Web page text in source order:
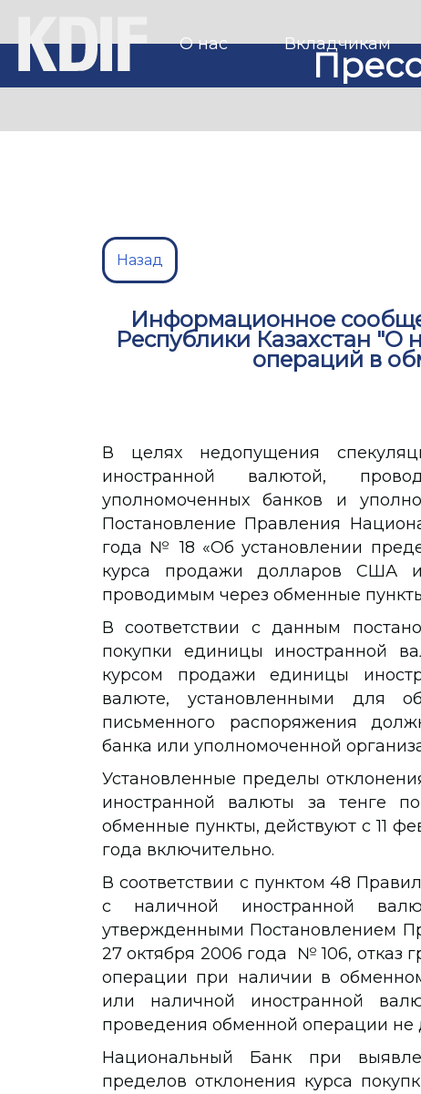
О нас Вкладчикам
Назад
Информационное
Республики Казахстан "О
операций в
В целях недопущения
иностранной валютой,
уполномоченных банков и
Постановление Правления
года № 18 «Об установлении
курса продажи долларов США
проводимым через обменные
В соответствии с данным
покупки единицы иностранной
курсом продажи единицы
валюте, установленными для
письменного распоряжения
банка или уполномоченной
Установленные пределы
иностранной валюты за тенге
обменные пункты, действуют с 11
года включительно.
В соответствии с пунктом 48
с наличной иностранной
утвержденными Постановлением
27 октября 2006 года № 106, отказ
операции при наличии в
или наличной иностранной
проведения обменной операции не
Национальный Банк при
пределов отклонения курса